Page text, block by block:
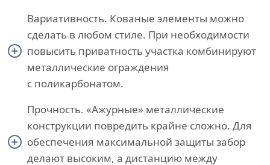
Вариативность. Кованые элементы можно
сделать в любом стиле. При необходимости
повысить приватность участка комбинируют
металлические ограждения
с поликарбонатом.
Прочность. «Ажурные» металлические
конструкции повредить крайне сложно. Для
обеспечения максимальной защиты забор
делают высоким, а дистанцию между